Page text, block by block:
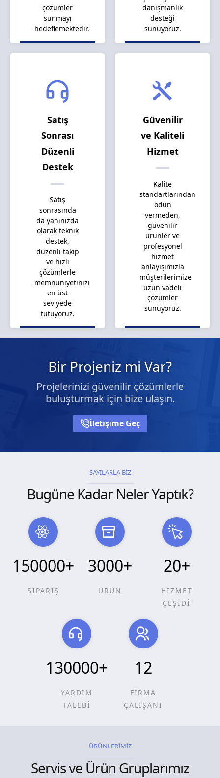
çözümler
sunmayı
hedeflemektedir.
danışmanlık
desteği
sunuyoruz.
Satış
Sonrası
Düzenli
Destek
Satış
sonrasında
da yanınızda
olarak teknik
destek,
düzenli takip
ve hızlı
çözümlerle
memnuniyetinizi
en üst
seviyede
tutuyoruz.
Güvenilir
ve Kaliteli
Hizmet
Kalite
standartlarından
ödün
vermeden,
güvenilir
ürünler ve
profesyonel
hizmet
anlayışımızla
müşterilerimize
uzun vadeli
çözümler
sunuyoruz.
Bir Projeniz mi Var?
Projelerinizi güvenilir çözümlerle
buluşturmak için bize ulaşın.
İletişime Geç
SAYILARLA BİZ
Bugüne Kadar Neler Yaptık?
150000+
SİPARİŞ
3000+
ÜRÜN
20+
HİZMET
ÇEŞİDİ
130000+
YARDIM
TALEBİ
12
FİRMA
ÇALIŞANI
ÜRÜNLERİMİZ
Servis ve Ürün Gruplarımız